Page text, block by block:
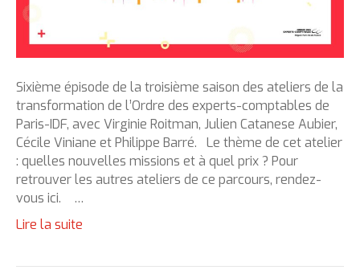
Sixième épisode de la troisième saison des ateliers de la
transformation de l’Ordre des experts-comptables de
Paris-IDF, avec Virginie Roitman, Julien Catanese Aubier,
Cécile Viniane et Philippe Barré. Le thème de cet atelier
: quelles nouvelles missions et à quel prix ? Pour
retrouver les autres ateliers de ce parcours, rendez-
vous ici. …
Lire la suite